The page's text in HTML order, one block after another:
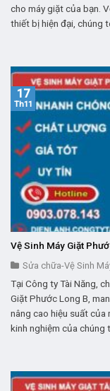
cho máy giặt của bạn.
thiết bị hiện đại, chúng
Vệ Sinh Máy Giặt
Sửa chữa-Vệ Sinh
Tại Công ty Tài Năng,
Giặt Phước Long B,
nâng cao hiệu suất của
kinh nghiệm của chúng
17
Th11